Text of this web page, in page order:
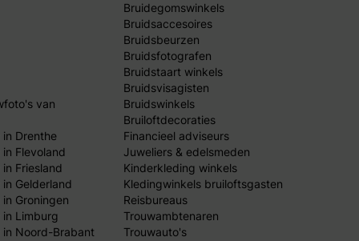
van
Drenthe
Flevoland
Friesland
Gelderland
Groningen
Limburg
Noord-Brabant
Bruidegomswinkels
Bruidsaccesoires
Bruidsbeurzen
Bruidsfotografen
Bruidstaart winkels
Bruidsvisagisten
Bruidswinkels
Bruiloftdecoraties
Financieel adviseurs
Juweliers & edelsmeden
Kinderkleding winkels
Kledingwinkels bruiloftsgasten
Reisbureaus
Trouwambtenaren
Trouwauto's